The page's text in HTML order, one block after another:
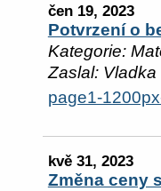
čen 19, 2023
Potvrzení o
Kategorie:
Zaslal: Vladka
page1-
kvě 31, 2023
Změna ceny